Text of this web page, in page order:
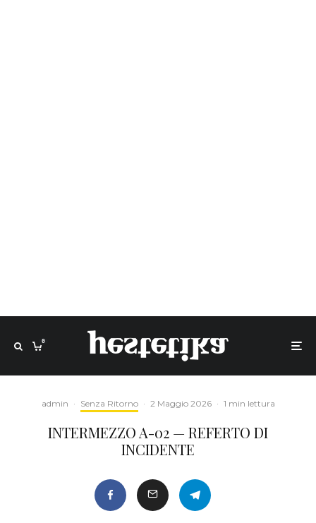
0
admin · Senza Ritorno · 2 Maggio 2026 · 1 min lettura
INTERMEZZO A-02 — REFERTO DI
INCIDENTE